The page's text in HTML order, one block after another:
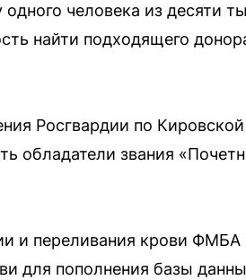
человека из десяти
найти подходящего
Росгвардии по
обладатели звания
и переливания крови ФМБА
для пополнения базы